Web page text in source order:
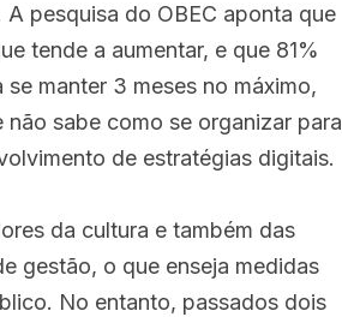
pesquisa do OBEC aponta que
tende a aumentar, e que 81%
manter 3 meses no máximo,
sabe como se organizar para
de estratégias digitais.
da cultura e também das
gestão, o que enseja medidas
No entanto, passados dois